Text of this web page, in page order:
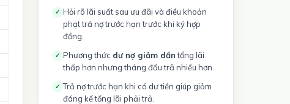
✓ Hỏi rõ lãi suất sau ưu đãi và điều khoản
phạt trả nợ trước hạn trước khi ký hợp
đồng.
✓ Phương thức dư nợ giảm dầntổng lãi
thấp hơn nhưng tháng đầu trả nhiều hơn.
✓ Trả nợ trước hạn khi có dư tiền giúp giảm
đáng kể tổng lãi phải trả.